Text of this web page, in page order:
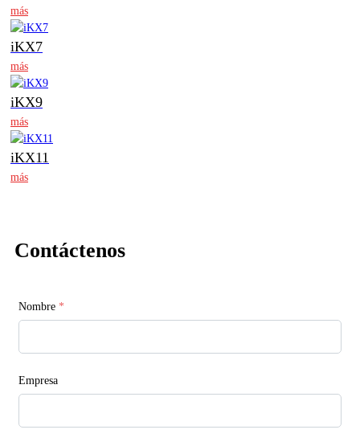
más
iKX7
más
iKX9
más
iKX11
más
Contáctenos
Nombre *
Empresa